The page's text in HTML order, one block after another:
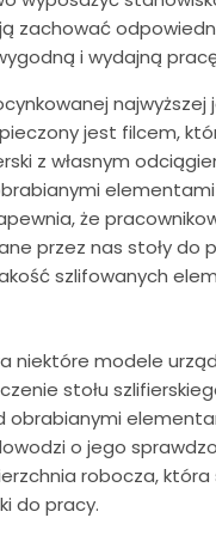
zachować
i wydajną
jest filcem,
z własnym
że
przez nas stoły do
szlifowanych
niektóre modele
stołu
o jego
robocza,
do pracy.